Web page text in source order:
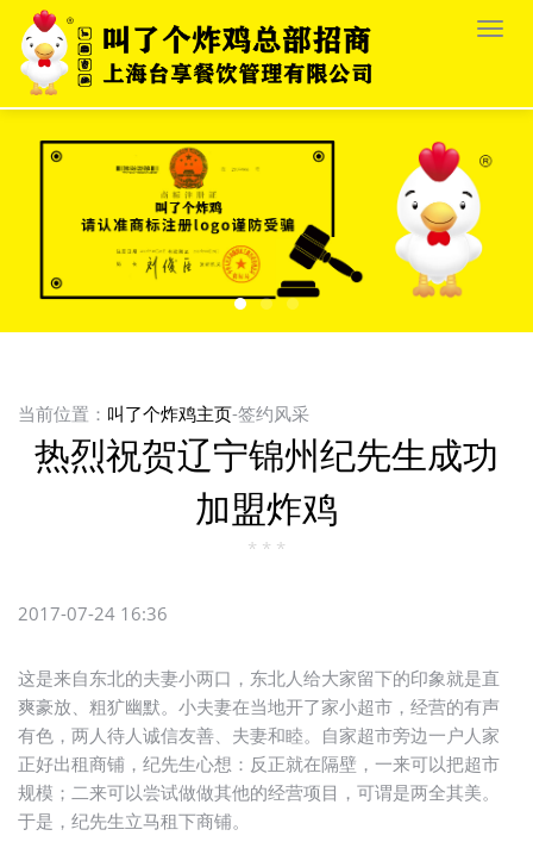
栏
当前位置： 叫了个炸鸡主页-签约风采
热烈祝贺辽宁锦州纪先生成功
加盟炸鸡
* * *
2017-07-24 16:36
这是来自东北的夫妻小两口，东北人给大家留下的印象就是直
爽豪放、粗犷幽默。小夫妻在当地开了家小超市，经营的有声
有色，两人待人诚信友善、夫妻和睦。自家超市旁边一户人家
正好出租商铺，纪先生心想：反正就在隔壁，一来可以把超市
规模；二来可以尝试做做其他的经营项目，可谓是两全其美。
于是，纪先生立马租下商铺。